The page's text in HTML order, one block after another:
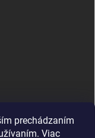
prechádzaním
Viac